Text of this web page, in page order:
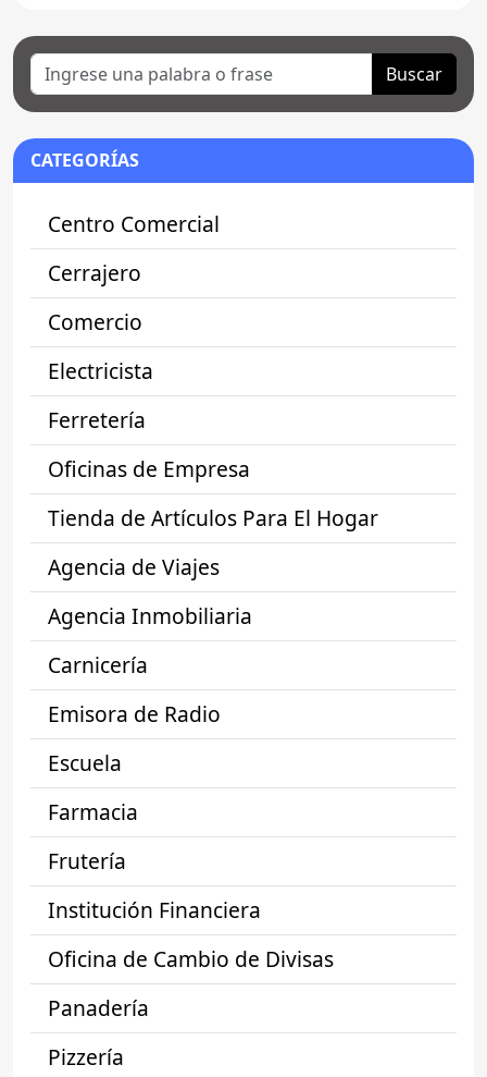
Buscar
CATEGORÍAS
Centro Comercial
Cerrajero
Comercio
Electricista
Ferretería
Oficinas de Empresa
Tienda de Artículos Para El Hogar
Agencia de Viajes
Agencia Inmobiliaria
Carnicería
Emisora de Radio
Escuela
Farmacia
Frutería
Institución Financiera
Oficina de Cambio de Divisas
Panadería
Pizzería